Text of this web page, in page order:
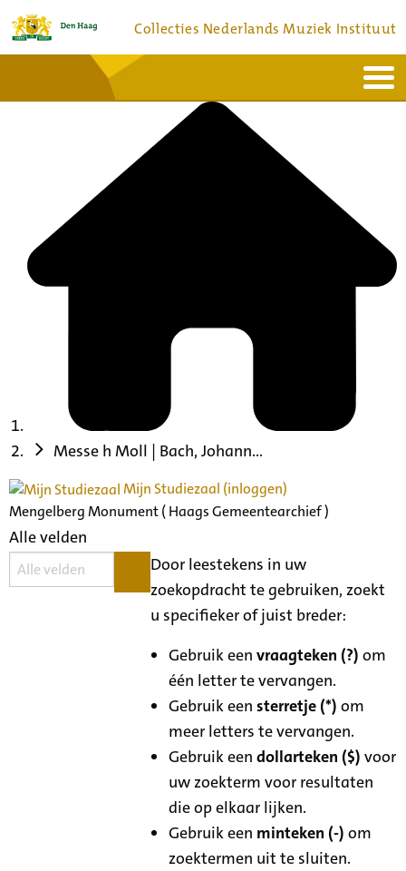
Collecties Nederlands Muziek Instituut
Bronnen en collecties
Messe h Moll | Bach, Johann...
Mijn Studiezaal (inloggen)
Mengelberg Monument ( Haags Gemeentearchief )
Alle velden
Door leestekens in uw
zoekopdracht te gebruiken, zoekt
u specifieker of juist breder:
Gebruik eenvraagteken (?) om
één letter te vervangen.
Gebruik eensterretje (*) om
meer letters te vervangen.
Gebruik eendollarteken ($) voor
uw zoekterm voor resultaten
die op elkaar lijken.
Gebruik een minteken (-) om
zoektermen uit te sluiten.